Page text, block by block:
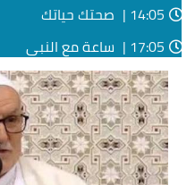
14:05 |
صحتك حياتك
17:05 |
ساعة مع النبي